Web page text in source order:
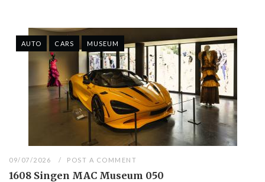
AUTO CARS MUSEUM
09/07/2026 POST A COMMENT
1608 Singen MAC Museum 050